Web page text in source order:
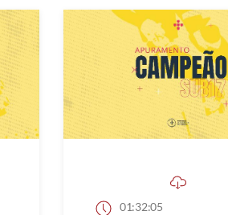
01:32:05